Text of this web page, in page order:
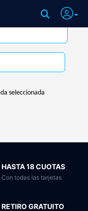
seleccionada
HASTA 18 CUOTAS
Con todas las tarjetas
RETIRO GRATUITO